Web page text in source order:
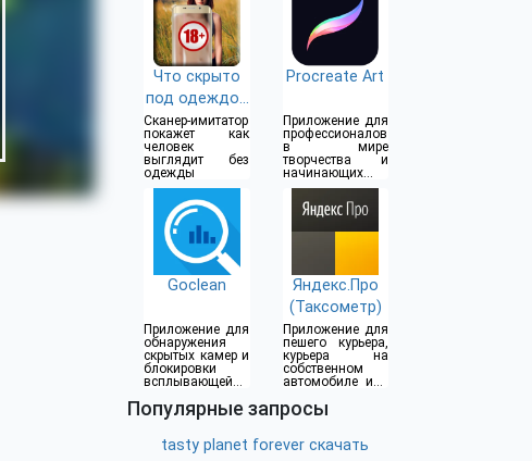
Что скрыто
под одеждой
(18+)
Сканер-имитатор
покажет как
человек
выглядит без
одежды
Procreate Art
Приложение для
профессионалов
в мире
творчества и
начинающих
художников
Goclean
Приложение для
обнаружения
скрытых камер и
блокировки
всплывающей
Яндекс.Про
(Таксометр)
Приложение для
пешего курьера,
курьера на
собственном
автомобиле или
Популярные запросы
tasty planet forever скачать